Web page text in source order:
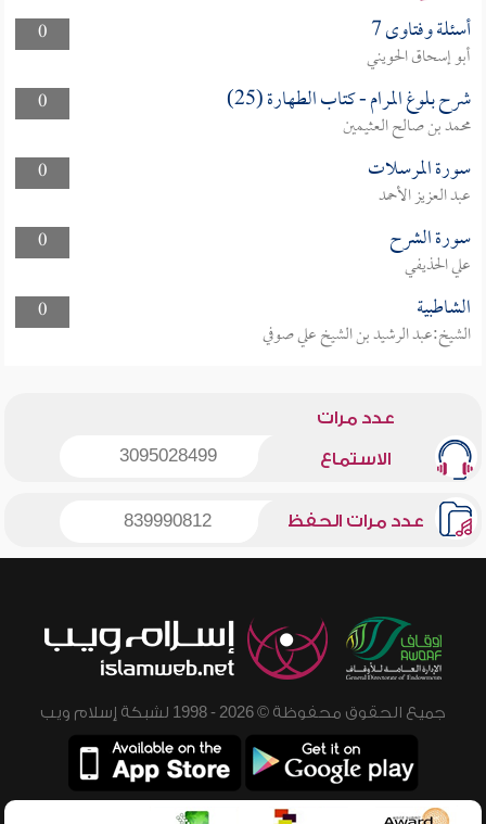
0 أسئلة وفتاوى 7
أبو إسحاق الحويني
0
شرح بلوغ المرام - كتاب الطهارة (25)
محمد بن صالح العثيمين
0
سورة المرسلات
عبد العزيز الأحمد
0
سورة الشرح
علي الحذيفي
0
الشاطبية
الشيخ:عبد الرشيد بن الشيخ علي صوفي
عدد مرات
الاستماع 3095028499
عدد مرات الحفظ 839990812
جميع الحقوق محفوظة © 2026 - 1998 لشبكة إسلام ويب